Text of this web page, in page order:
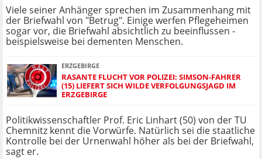
Viele seiner Anhänger sprechen im Zusammenhang mit
der Briefwahl von "Betrug". Einige werfen Pflegeheimen
sogar vor, die Briefwahl absichtlich zu beeinflussen -
beispielsweise bei dementen Menschen.
ERZGEBIRGE
RASANTE FLUCHT VOR POLIZEI: SIMSON-FAHRER
(15) LIEFERT SICH WILDE VERFOLGUNGSJAGD IM
ERZGEBIRGE
Politikwissenschaftler Prof. Eric Linhart (50) von der TU
Chemnitz kennt die Vorwürfe. Natürlich sei die staatliche
Kontrolle bei der Urnenwahl höher als bei der Briefwahl,
sagt er.